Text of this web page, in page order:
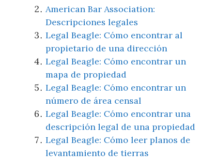
American Bar Association:
Descripciones legales
Legal Beagle: Cómo encontrar al
propietario de una dirección
Legal Beagle: Cómo encontrar un
mapa de propiedad
Legal Beagle: Cómo encontrar un
número de área censal
Legal Beagle: Cómo encontrar una
descripción legal de una propiedad
Legal Beagle: Cómo leer planos de
levantamiento de tierras